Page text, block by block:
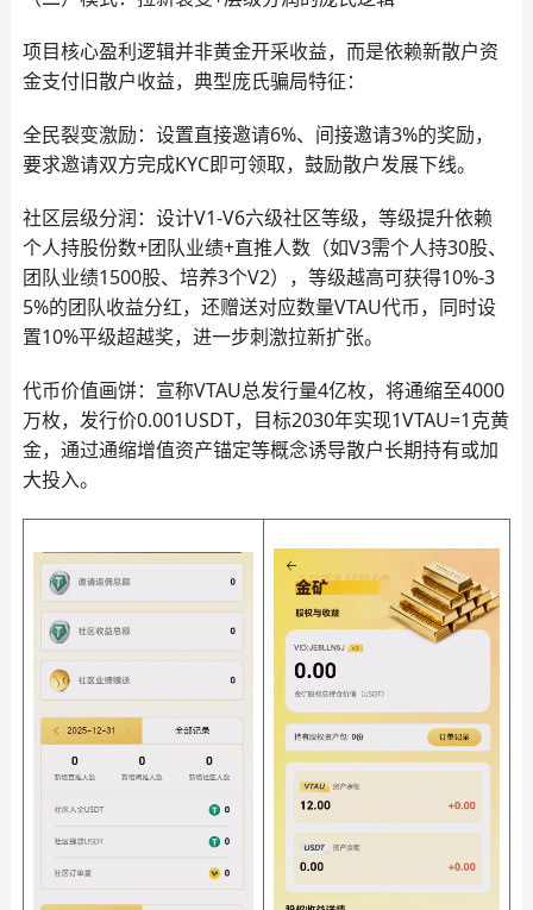
项目核心盈利逻辑并非黄金开采收益，而是依赖新散户资
金支付旧散户收益，典型庞氏骗局特征：
全民裂变激励：设置直接邀请6%、间接邀请3%的奖励，
要求邀请双方完成KYC即可领取，鼓励散户发展下线。
社区层级分润：设计V1-V6六级社区等级，等级提升依赖
个人持股份数+团队业绩+直推人数（如V3需个人持30股、
团队业绩1500股、培养3个V2），等级越高可获得10%-3
5%的团队收益分红，还赠送对应数量VTAU代币，同时设
置10%平级超越奖，进一步刺激拉新扩张。
代币价值画饼：宣称VTAU总发行量4亿枚，将通缩至4000
万枚，发行价0.001USDT，目标2030年实现1VTAU=1克黄
金，通过通缩增值资产锚定等概念诱导散户长期持有或加
大投入。